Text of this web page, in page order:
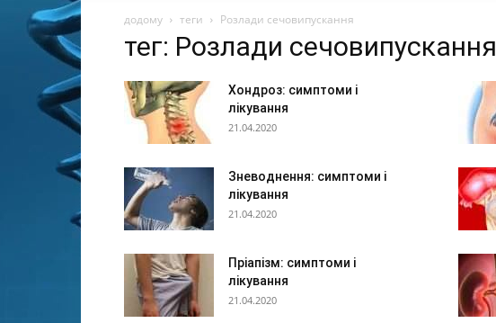
додому теги Розлади сечовипускання
тег: Розлади сечовипускання
Хондроз: симптоми і
лікування
21.04.2020
Зневоднення: симптоми і
лікування
21.04.2020
Пріапізм: симптоми і
лікування
21.04.2020